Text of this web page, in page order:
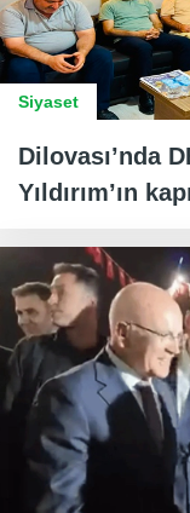
Siyaset
Dilovası’nda
Yıldırım’ın